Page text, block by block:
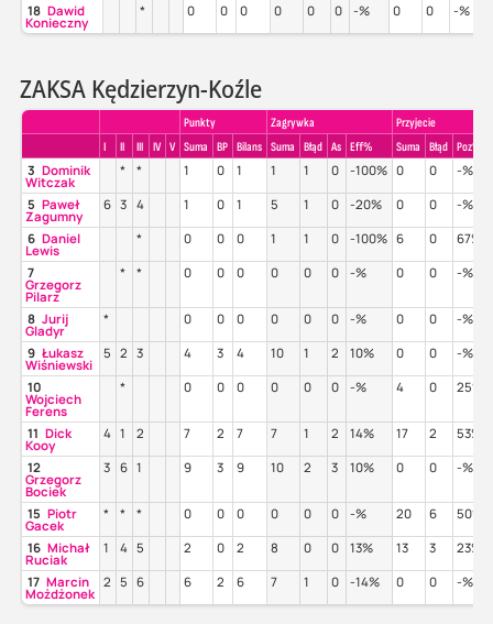
18 Dawid
Konieczny
* 0 0 0 0 0 0 -% 0 0 -%
ZAKSA Kędzierzyn-Koźle
Punkty Zagrywka
Przyjecie
I
II III IV V Suma BP Bilans Suma Błąd As Eff% Suma Błąd Poz%
3 Dominik
Witczak
* * 1 0 1 1 1 0 -100% 0 0 -%
5 Paweł
Zagumny
6 3 4 1 0 1 5 1 0 -20% 0 0 -%
6 Daniel
Lewis
* 0 0 0 1 1 0 -100% 6 0 67%
7
Grzegorz
Pilarz
* * 0 0 0 0 0 0 -% 0 0 -%
8 Jurij
Gladyr
* 0 0 0 0 0 0 -% 0 0 -%
9 Łukasz
Wiśniewski
5 2 3 4 3 4 10 1 2 10% 0 0 -%
10
Wojciech
Ferens
* 0 0 0 0 0 0 -% 4 0 25%
11 Dick
Kooy
4 1 2 7 2 7 7 1 2 14% 17 2 53%
12
Grzegorz
Bociek
3 6 1 9 3 9 10 2 3 10% 0 0 -%
15 Piotr
Gacek
* * * 0 0 0 0 0 0 -% 20 6 50%
16 Michał
Ruciak
1 4 5 2 0 2 8 0 0 13% 13 3 23%
17 Marcin
Możdżonek
2 5 6 6 2 6 7 1 0 -14% 0 0 -%